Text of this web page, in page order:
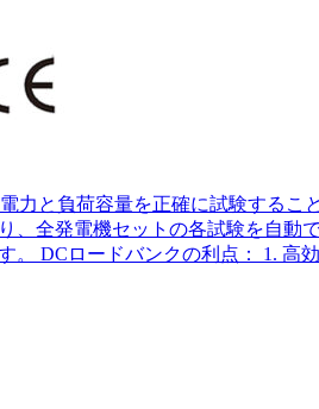
力と負荷容量を正確に試験する
、全発電機セットの各試験を自
DCロードバンクの利点： 1.